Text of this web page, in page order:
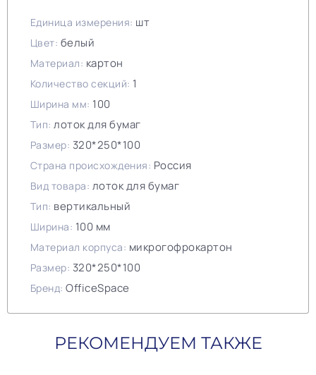
Единица измерения: шт
Цвет: белый
Материал: картон
Количество секций: 1
Ширина мм: 100
Тип: лоток для бумаг
Размер: 320*250*100
Страна происхождения: Россия
Вид товара: лоток для бумаг
Тип: вертикальный
Ширина: 100 мм
Материал корпуса: микрогофрокартон
Размер: 320*250*100
Бренд: OfficeSpace
РЕКОМЕНДУЕМ ТАКЖЕ